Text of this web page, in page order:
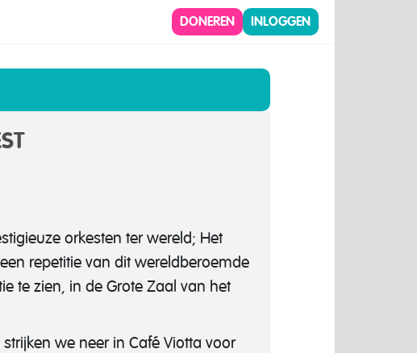
DONEREN INLOGGEN
orkesten ter wereld; Het
repetitie van dit wereldberoemde
te zien, in de Grote Zaal van het
we neer in Café Viotta voor